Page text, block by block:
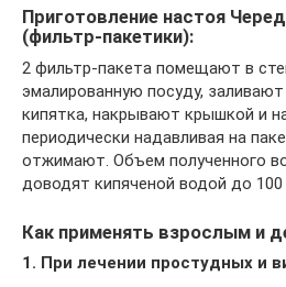
Приготовление настоя
(фильтр-пакетики):
2 фильтр-пакета помещают в
эмалированную посуду,
кипятка, накрывают крышкой и
периодически надавливая на
отжимают. Объем полученного
доводят кипяченой водой до 100
Как применять взрослым и
1. При лечении простудных и